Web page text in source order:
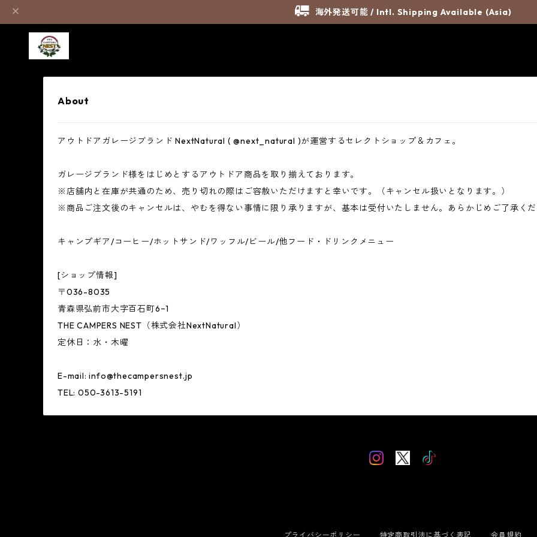
海外発送可能 / Intl. Shipping Available (Asia)
About
アウトドアガレージブランド NextNatural ( @next_natural )が運営するセレクトショップ＆カフェ。
ガレージブランド様をはじめとするアウトドア商品を取り揃えております。
※店舗内と在庫が共通のため、売り切れの際はご容赦いただけますと幸いです。（キャンセル扱いとなります。）
※商品ご注文後のキャンセルは、やむを得ない事情に限り承りますが、基本は受付いたしません。あらかじめご了承く
キャンプギア/コーヒー/ホットサンド/ワッフル/ビール/他フード・ドリンクメニュー
[ショップ情報]
〒036-8035
青森県弘前市大字百石町6−1
THE CAMPERS NEST（株式会社NextNatural）
定休日：水・木曜
E-mail:info@thecampersnest.jp
TEL: 050-3613-5191
プライバシーポリシー 特定商取引法に基づく表記 会員規約